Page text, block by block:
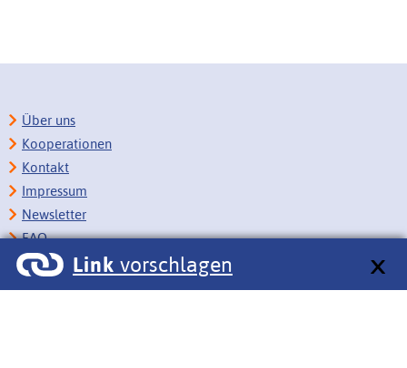
Link vorschlagen
Über uns
Kooperationen
Kontakt
Impressum
Newsletter
FAQ
Copyright